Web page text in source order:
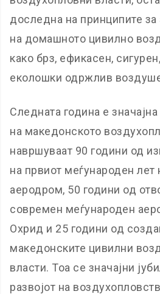
доследна на принципите за
на домашното цивилно
како брз, ефикасен,
еколошки одржлив
Следната година е значајна
на македонското
навршуваат 90 години од
на првиот меѓународен лет
аеродром, 50 години од
современ меѓународен
Охрид и 25 години од
македонските цивилни
власти. Тоа се значајни
развојот на